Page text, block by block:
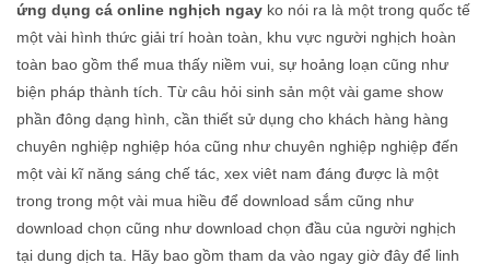
ứng dụng cá online nghịch ngay ko nói ra là một trong quốc tế
một vài hình thức giải trí hoàn toàn, khu vực người nghịch hoàn
toàn bao gồm thể mua thấy niềm vui, sự hoảng loạn cũng như
biện pháp thành tích. Từ câu hỏi sinh sản một vài game show
phần đông dạng hình, cần thiết sử dụng cho khách hàng hàng
chuyên nghiệp nghiệp hóa cũng như chuyên nghiệp nghiệp đến
một vài kĩ năng sáng chế tác, xex viêt nam đáng được là một
trong trong một vài mua hiều để download sắm cũng như
download chọn cũng như download chọn đầu của người nghịch
tại dung dịch ta. Hãy bao gồm tham da vào ngay giờ đây để linh